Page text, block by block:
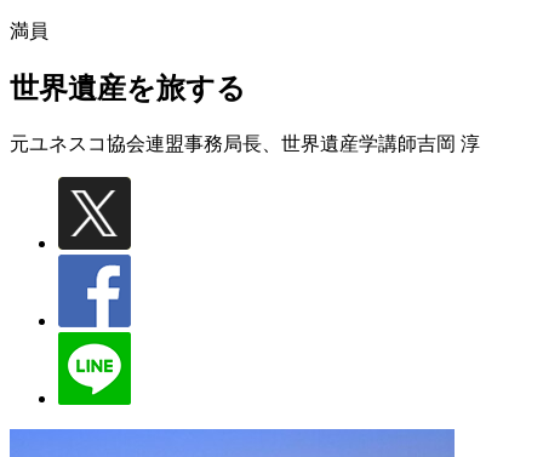
満員
世界遺産を旅する
元ユネスコ協会連盟事務局長、世界遺産学講師吉岡 淳